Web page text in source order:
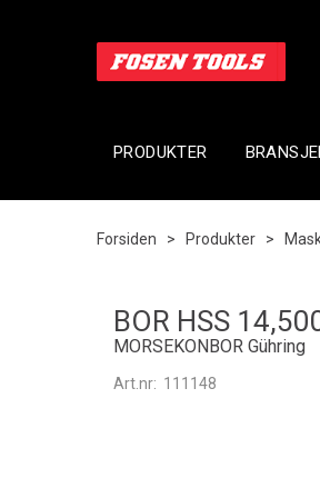
PRODUKTER
Forsiden > Produkter >
BOR HSS
MORSEKONBOR Gühring
Art.nr: 111148